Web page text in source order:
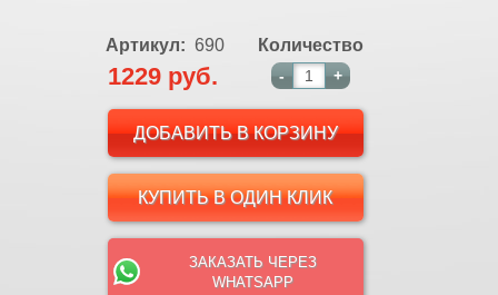
Артикул: 690
1229 руб.
Количество
- +
КУПИТЬ В ОДИН КЛИК
ЗАКАЗАТЬ ЧЕРЕЗ
WHATSAPP